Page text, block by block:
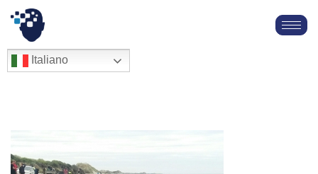
Vai
al
English
Français
Italiano